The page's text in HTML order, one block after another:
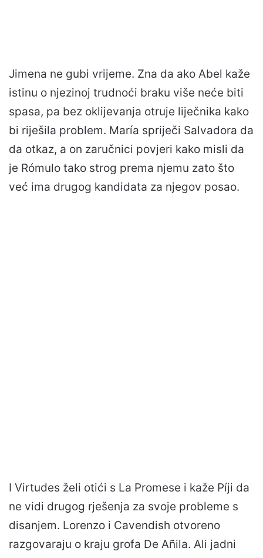
Jimena ne gubi vrijeme. Zna da ako Abel kaže
istinu o njezinoj trudnoći braku više neće biti
spasa, pa bez oklijevanja otruje liječnika kako
bi riješila problem. María spriječi Salvadora da
da otkaz, a on zaručnici povjeri kako misli da
je Rómulo tako strog prema njemu zato što
već ima drugog kandidata za njegov posao.
I Virtudes želi otići s La Promese i kaže Píji da
ne vidi drugog rješenja za svoje probleme s
disanjem. Lorenzo i Cavendish otvoreno
razgovaraju o kraju grofa De Añila. Ali jadni